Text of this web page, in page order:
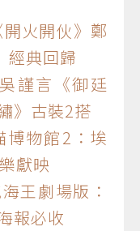
火開伙》鄭
經典回歸
謹言《御廷
》古裝2搭
物館2：埃
獻映
王劇場版：
報必收